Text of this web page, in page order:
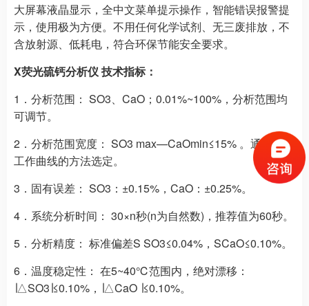
大屏幕液晶显示，全中文菜单提示操作，智能错误报警提
示，使用极为方便。不用任何化学试剂、无三废排放，不
含放射源、低耗电，符合环保节能安全要求。
X荧光硫钙分析仪 技术指标：
1．分析范围： SO3、CaO；0.01%~100%，分析范围均
可调节。
2．分析范围宽度： SO3 max—CaOmin≤15% 。通过标定
工作曲线的方法选定。
3．固有误差： SO3：±0.15%，CaO：±0.25%。
4．系统分析时间： 30×n秒(n为自然数)，推荐值为60秒。
5．分析精度： 标准偏差S SO3≤0.04%，SCaO≤0.10%。
6．温度稳定性： 在5~40℃范围内，绝对漂移：
∣△SO3∣≤0.10%，∣△CaO ∣≤0.10%。